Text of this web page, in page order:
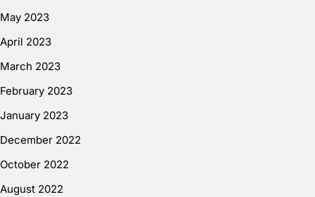
May 2023
April 2023
March 2023
February 2023
January 2023
December 2022
October 2022
August 2022